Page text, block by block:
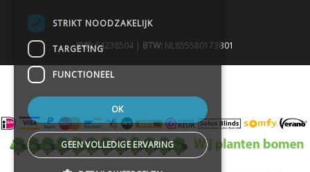
KVK:64238504 | BTW: NL855580173B01
STRIKT NOODZAKELIJK
TARGETING
FUNCTIONEEL
OK
GEEN VOLLEDIGE ERVARING